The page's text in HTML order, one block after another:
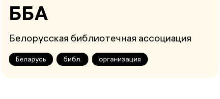
ББА
Белорусская библиотечная ассоциация
Беларусь библ. организация